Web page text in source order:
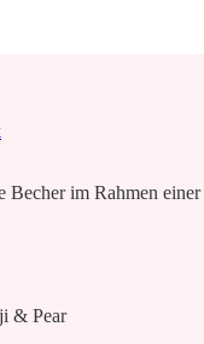
im Rahmen
& Pear